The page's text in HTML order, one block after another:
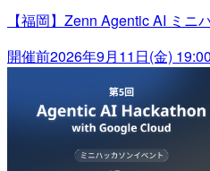
【福岡】Zenn Agentic AI ミ
開催前2026年9月11日(金) 19:00